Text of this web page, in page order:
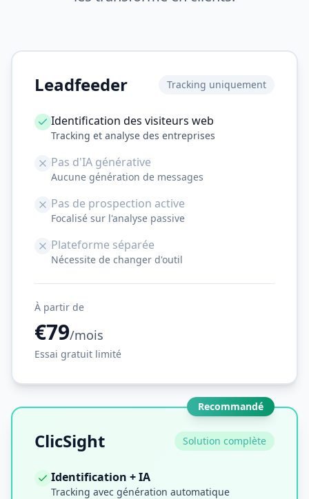
Leadfeeder Tracking uniquement
Identification des visiteurs web
Tracking et analyse des entreprises
Pas d'IA générative
Aucune génération de messages
Pas de prospection active
Focalisé sur l'analyse passive
Plateforme séparée
Nécessite de changer d'outil
À partir de
€79/mois
Essai gratuit limité
Recommandé
ClicSight Solution complète
Identification + IA
Tracking avec génération automatique